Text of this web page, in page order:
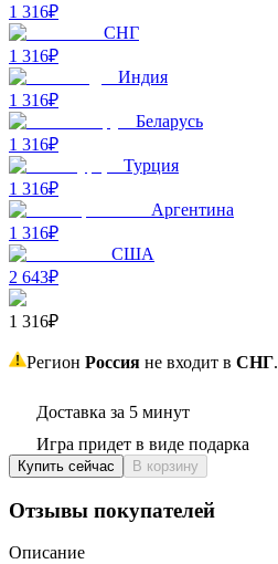
1 316₽
СНГ
1 316₽
Индия
1 316₽
Беларусь
1 316₽
Турция
1 316₽
Аргентина
1 316₽
США
2 643₽
1 316₽
Регион Россия не входит в СНГ.
Доставка за 5 минут
Игра придет в виде подарка
Купить сейчас В корзину
Отзывы покупателей
Описание